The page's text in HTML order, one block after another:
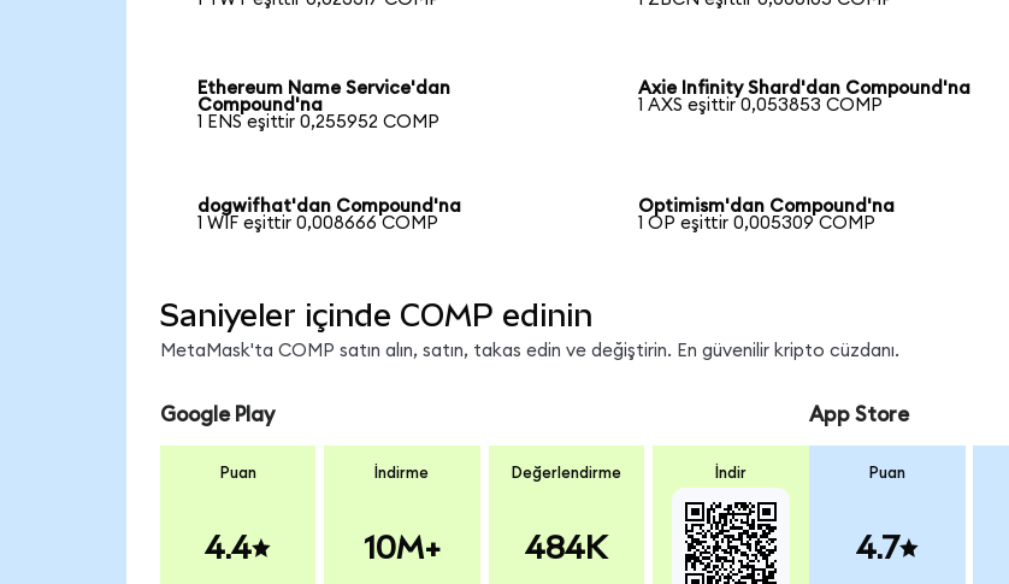
Ethereum Name Service'dan
Compound'na
1 ENS eşittir 0,255952 COMP
Axie Infinity Shard'dan Compound'na
1 AXS eşittir 0,053853 COMP
dogwifhat'dan Compound'na
1 WIF eşittir 0,008666 COMP
Optimism'dan Compound'na
1 OP eşittir 0,005309 COMP
Saniyeler içinde COMP edinin
MetaMask'ta COMP satın alın, satın, takas edin ve değiştirin. En güvenilir kripto cüzdanı.
Google Play
Puan
4.4
İndirme
10M+
Değerlendirme
484K
İndir
App Store
Puan
4.7